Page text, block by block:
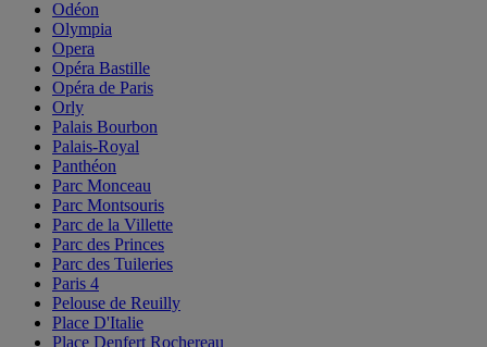
Odéon
Olympia
Opera
Opéra Bastille
Opéra de Paris
Orly
Palais Bourbon
Palais-Royal
Panthéon
Parc Monceau
Parc Montsouris
Parc de la Villette
Parc des Princes
Parc des Tuileries
Paris 4
Pelouse de Reuilly
Place D'Italie
Place Denfert Rochereau